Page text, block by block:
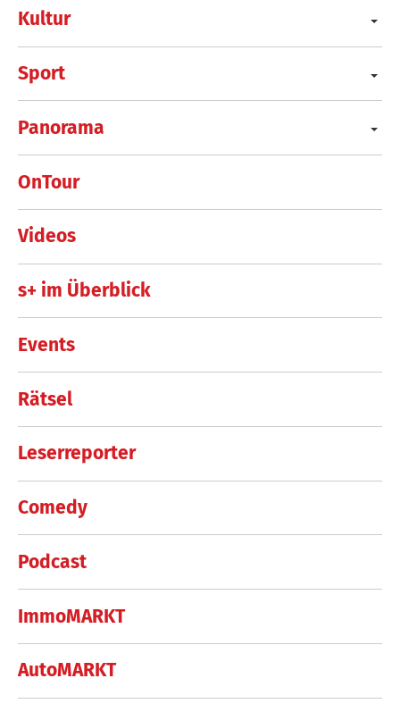
Kultur
Sport
Panorama
OnTour
Videos
s+ im Überblick
Events
Rätsel
Leserreporter
Comedy
Podcast
ImmoMARKT
AutoMARKT